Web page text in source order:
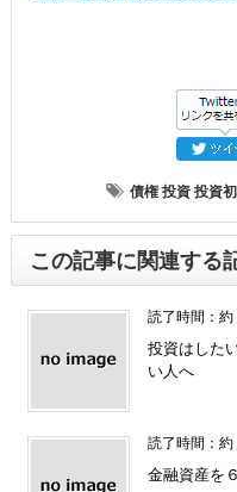
債権 投資 投資
この記事に関連する
読了時間：約
投資はした
い人へ
読了時間：約
金融資産を